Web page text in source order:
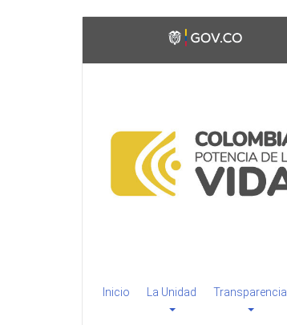
Inicio La Unidad Transparencia